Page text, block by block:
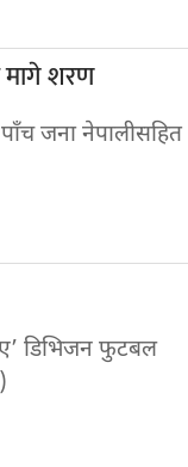
शरण
जना नेपालीसहित
डिभिजन फुटबल